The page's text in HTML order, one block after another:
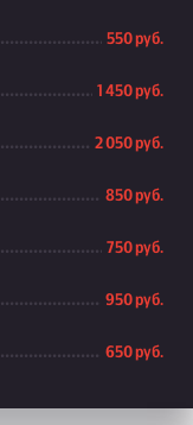
550 руб.
1 450 руб.
2 050 руб.
850 руб.
750 руб.
950 руб.
650 руб.